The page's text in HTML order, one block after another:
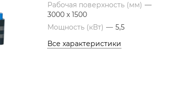
Рабочая поверхность (мм) —
3000 х 1500
Мощность (кВт) — 5,5
Все характеристики